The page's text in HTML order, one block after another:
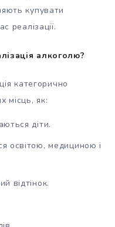
купувати
реалізації.
алкоголю?
категорично
місць, як:
діти.
освітою, медициною і
відтінок.